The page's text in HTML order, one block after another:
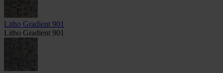
Litho Gradient 901
Litho Gradient 901